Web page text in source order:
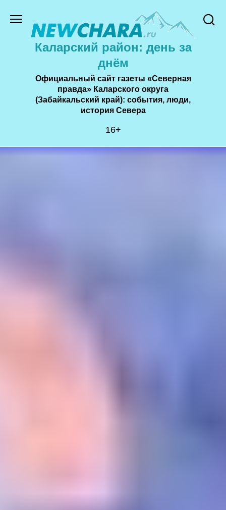
содержанию
Каларский район: день за
днём
Официальный сайт газеты «Северная
правда» Каларского округа
(Забайкальский край): события, люди,
история Cевера
16+